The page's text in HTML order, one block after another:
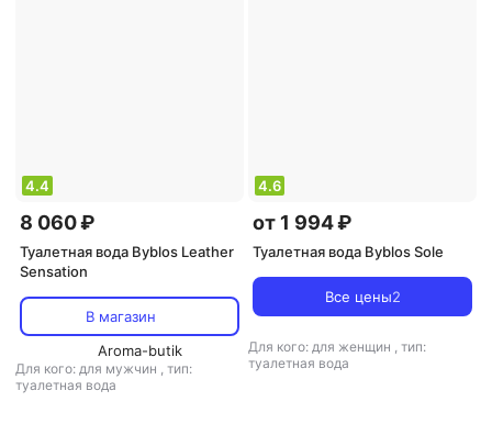
4.4
8 060 ₽
Туалетная вода Byblos Leather
Sensation
В магазин
Aroma-butik
Для кого: для мужчин , тип:
туалетная вода
4.6
от 1 994 ₽
Туалетная вода Byblos Sole
Все цены2
Для кого: для женщин , тип:
туалетная вода